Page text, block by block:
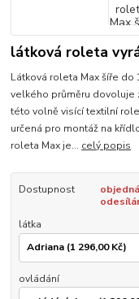
látková roleta
Látková roleta Max šíře do
velkého průměru dovoluje
této volně visící textilní
určená pro montáž na
roleta Max je... celý popis
Dostupnost
látka
ovládání